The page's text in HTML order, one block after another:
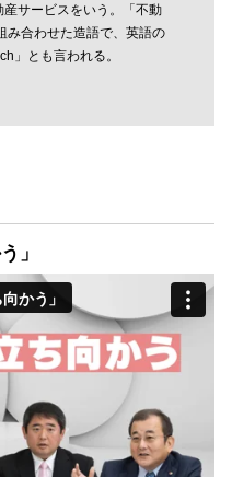
サービスをいう。「不動
み合わせた造語で、英語の
」とも言われる。
」